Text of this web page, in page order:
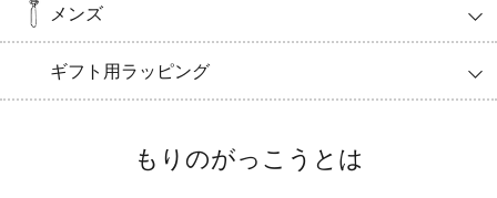
メンズ
ギフト用ラッピング
もりのがっこうとは